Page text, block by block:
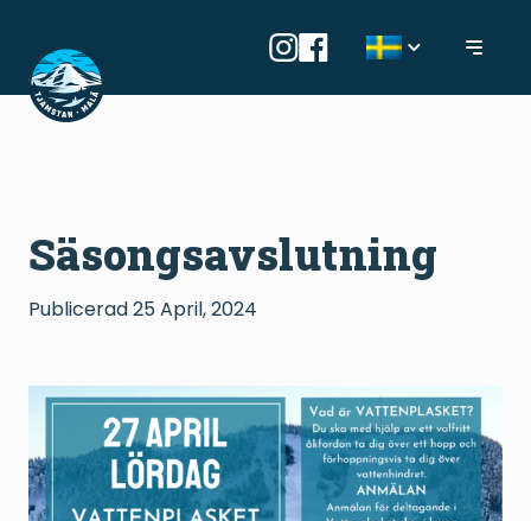
Säsongsavslutning
Publicerad25 April, 2024